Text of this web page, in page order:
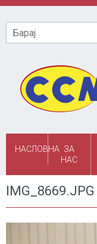
Skip to main content
Барај
НАСЛОВНА ЗА
НАС
IMG_8669.JPG